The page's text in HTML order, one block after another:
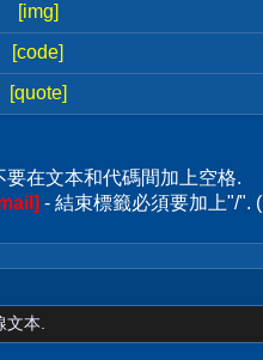
[img]
[code]
[quote]
要在文本和代碼間加上空格.
- 結束標籤必須要加上"/". (
本.